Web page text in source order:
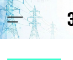
Перейти
к
содержимому